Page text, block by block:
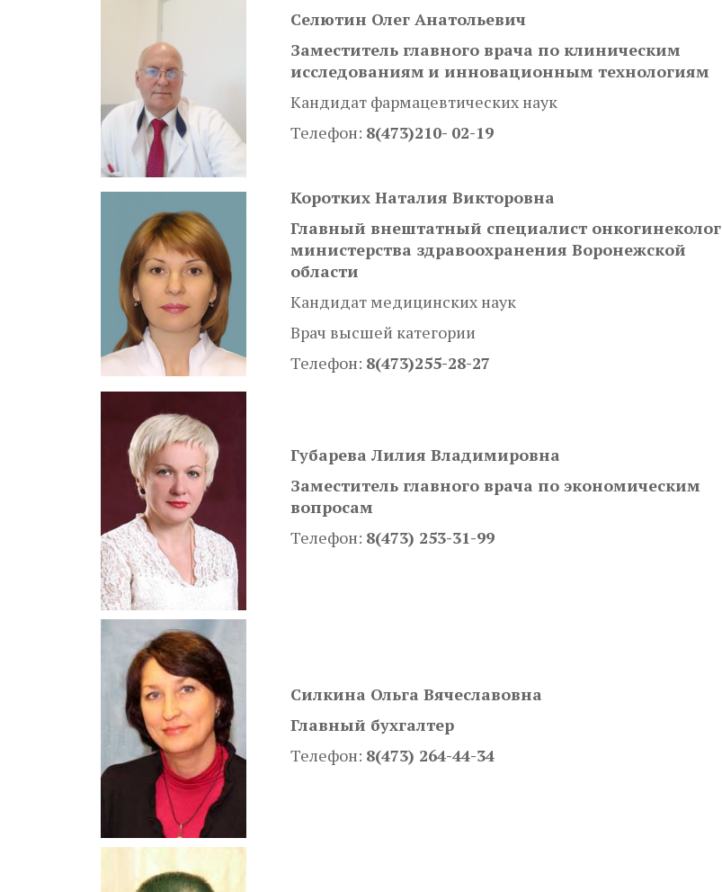
Селютин Олег Анатольевич
Заместитель главного врача по клиническим
исследованиям и инновационным технологиям
Кандидат фармацевтических наук
Телефон: 8(473)210- 02-19
Коротких Наталия Викторовна
Главный внештатный специалист онкогинеколог
министерства здравоохранения Воронежской
области
Кандидат медицинских наук
Врач высшей категории
Телефон: 8(473)255-28-27
Губарева Лилия Владимировна
Заместитель главного врача по экономическим
вопросам
Телефон: 8(473) 253-31-99
Силкина Ольга Вячеславовна
Главный бухгалтер
Телефон: 8(473) 264-44-34